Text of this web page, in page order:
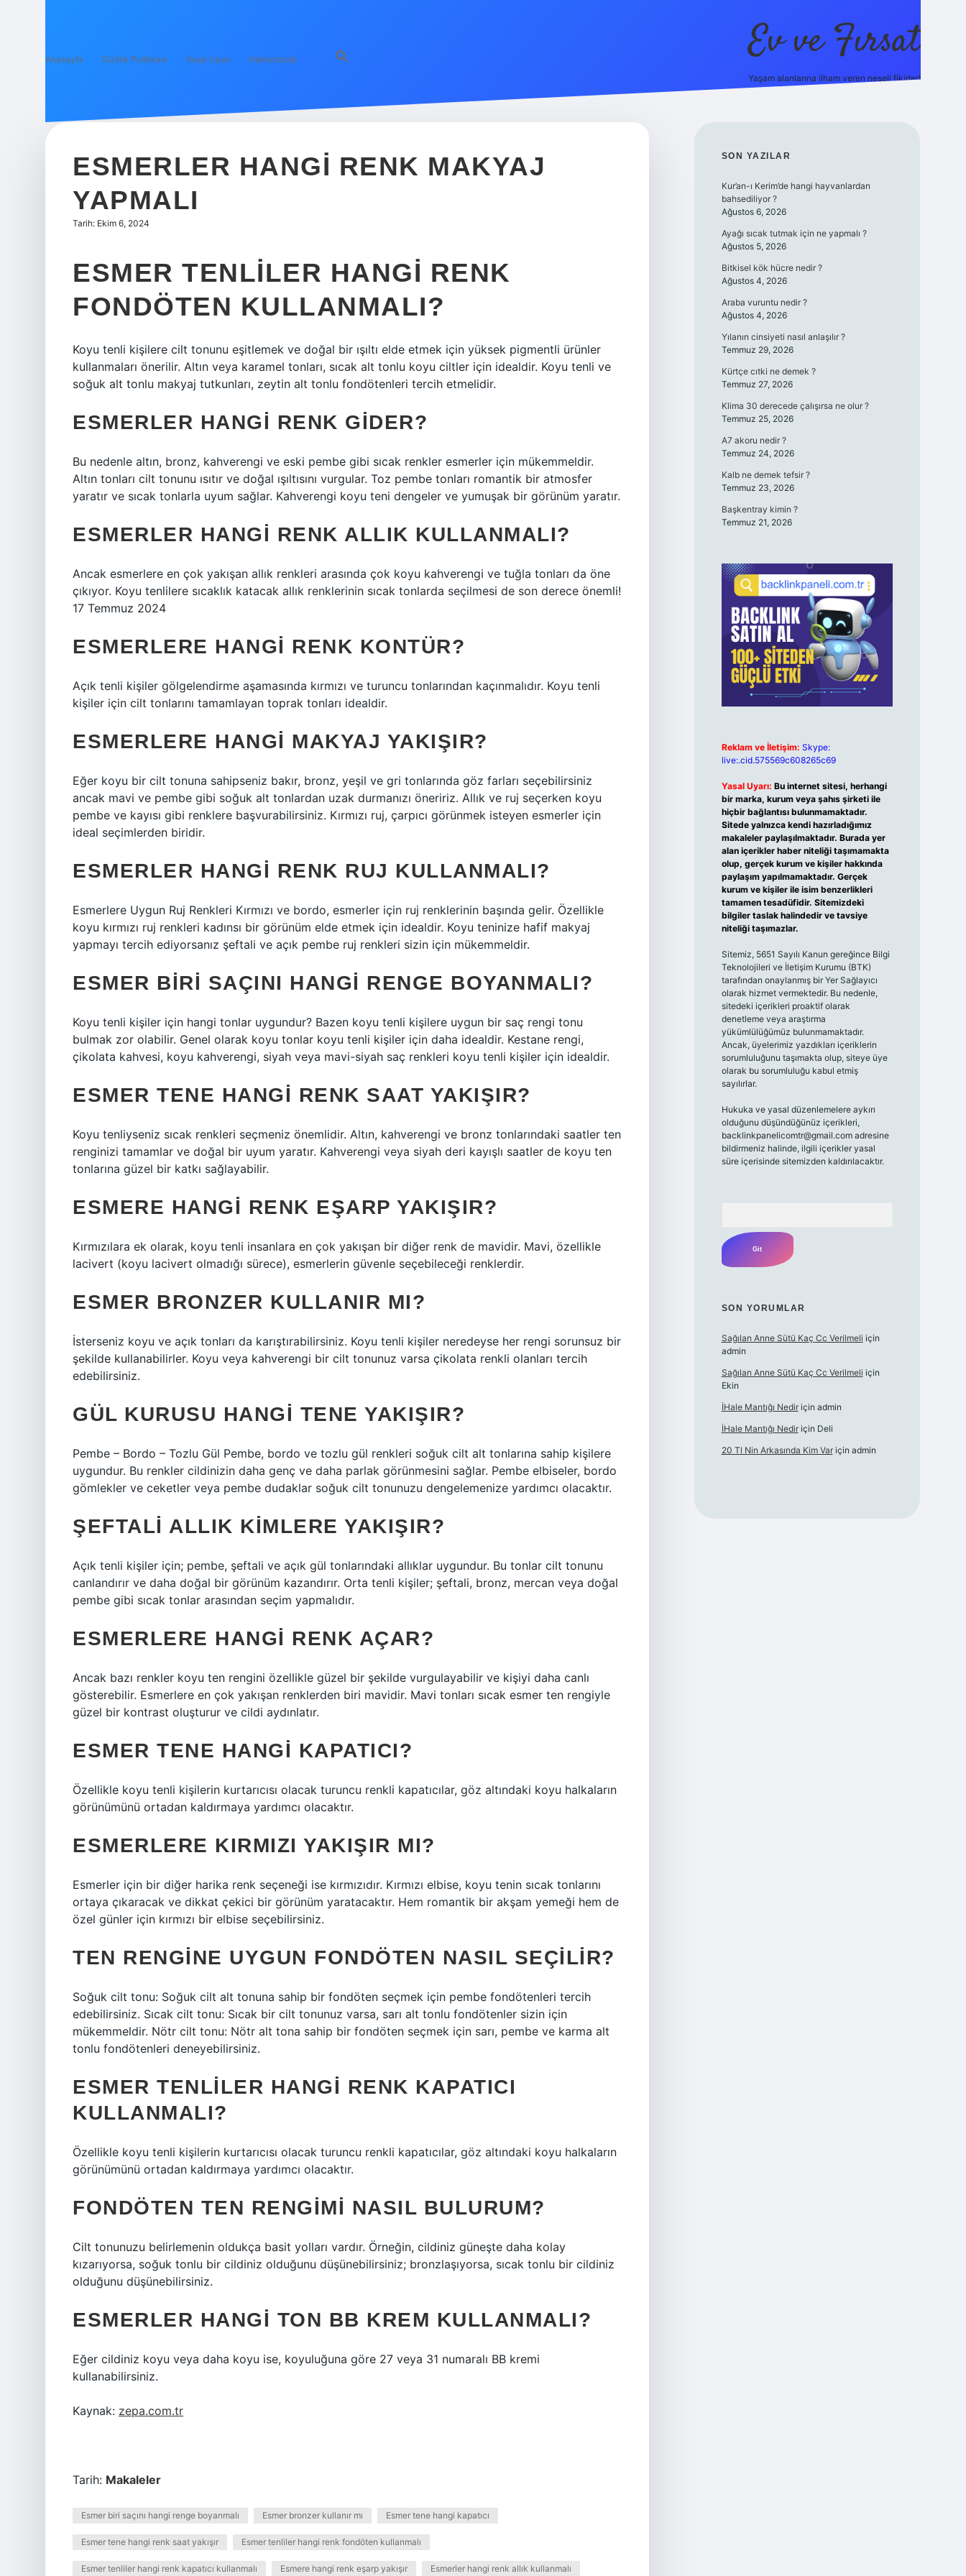
Anasayfa Gizlilik Politikası Yasal Uyarı Hakkımızda Ev ve Fırsat
Yaşam alanlarına ilham veren neşeli fikirler!
ESMERLER HANGI RENK MAKYAJ
YAPMALI
Tarih: Ekim 6, 2024
ESMER TENLILER HANGI RENK
FONDÖTEN KULLANMALI?
Koyu tenli kişilere cilt tonunu eşitlemek ve doğal bir ışıltı elde etmek için yüksek pigmentli ürünler
kullanmaları önerilir. Altın veya karamel tonları, sıcak alt tonlu koyu ciltler için idealdir. Koyu tenli ve
soğuk alt tonlu makyaj tutkunları, zeytin alt tonlu fondötenleri tercih etmelidir.
ESMERLER HANGI RENK GIDER?
Bu nedenle altın, bronz, kahverengi ve eski pembe gibi sıcak renkler esmerler için mükemmeldir.
Altın tonları cilt tonunu ısıtır ve doğal ışıltısını vurgular. Toz pembe tonları romantik bir atmosfer
yaratır ve sıcak tonlarla uyum sağlar. Kahverengi koyu teni dengeler ve yumuşak bir görünüm yaratır.
ESMERLER HANGI RENK ALLIK KULLANMALI?
Ancak esmerlere en çok yakışan allık renkleri arasında çok koyu kahverengi ve tuğla tonları da öne
çıkıyor. Koyu tenlilere sıcaklık katacak allık renklerinin sıcak tonlarda seçilmesi de son derece önemli!
17 Temmuz 2024
ESMERLERE HANGI RENK KONTÜR?
Açık tenli kişiler gölgelendirme aşamasında kırmızı ve turuncu tonlarından kaçınmalıdır. Koyu tenli
kişiler için cilt tonlarını tamamlayan toprak tonları idealdir.
ESMERLERE HANGI MAKYAJ YAKIŞIR?
Eğer koyu bir cilt tonuna sahipseniz bakır, bronz, yeşil ve gri tonlarında göz farları seçebilirsiniz
ancak mavi ve pembe gibi soğuk alt tonlardan uzak durmanızı öneririz. Allık ve ruj seçerken koyu
pembe ve kayısı gibi renklere başvurabilirsiniz. Kırmızı ruj, çarpıcı görünmek isteyen esmerler için
ideal seçimlerden biridir.
ESMERLER HANGI RENK RUJ KULLANMALI?
Esmerlere Uygun Ruj Renkleri Kırmızı ve bordo, esmerler için ruj renklerinin başında gelir. Özellikle
koyu kırmızı ruj renkleri kadınsı bir görünüm elde etmek için idealdir. Koyu teninize hafif makyaj
yapmayı tercih ediyorsanız şeftali ve açık pembe ruj renkleri sizin için mükemmeldir.
ESMER BIRI SAÇINI HANGI RENGE BOYANMALI?
Koyu tenli kişiler için hangi tonlar uygundur? Bazen koyu tenli kişilere uygun bir saç rengi tonu
bulmak zor olabilir. Genel olarak koyu tonlar koyu tenli kişiler için daha idealdir. Kestane rengi,
çikolata kahvesi, koyu kahverengi, siyah veya mavi-siyah saç renkleri koyu tenli kişiler için idealdir.
ESMER TENE HANGI RENK SAAT YAKIŞIR?
Koyu tenliyseniz sıcak renkleri seçmeniz önemlidir. Altın, kahverengi ve bronz tonlarındaki saatler ten
renginizi tamamlar ve doğal bir uyum yaratır. Kahverengi veya siyah deri kayışlı saatler de koyu ten
tonlarına güzel bir katkı sağlayabilir.
ESMERE HANGI RENK EŞARP YAKIŞIR?
Kırmızılara ek olarak, koyu tenli insanlara en çok yakışan bir diğer renk de mavidir. Mavi, özellikle
lacivert (koyu lacivert olmadığı sürece), esmerlerin güvenle seçebileceği renklerdir.
ESMER BRONZER KULLANIR MI?
İsterseniz koyu ve açık tonları da karıştırabilirsiniz. Koyu tenli kişiler neredeyse her rengi sorunsuz bir
şekilde kullanabilirler. Koyu veya kahverengi bir cilt tonunuz varsa çikolata renkli olanları tercih
edebilirsiniz.
GÜL KURUSU HANGI TENE YAKIŞIR?
Pembe – Bordo – Tozlu Gül Pembe, bordo ve tozlu gül renkleri soğuk cilt alt tonlarına sahip kişilere
uygundur. Bu renkler cildinizin daha genç ve daha parlak görünmesini sağlar. Pembe elbiseler, bordo
gömlekler ve ceketler veya pembe dudaklar soğuk cilt tonunuzu dengelemenize yardımcı olacaktır.
ŞEFTALI ALLIK KIMLERE YAKIŞIR?
Açık tenli kişiler için; pembe, şeftali ve açık gül tonlarındaki allıklar uygundur. Bu tonlar cilt tonunu
canlandırır ve daha doğal bir görünüm kazandırır. Orta tenli kişiler; şeftali, bronz, mercan veya doğal
pembe gibi sıcak tonlar arasından seçim yapmalıdır.
ESMERLERE HANGI RENK AÇAR?
Ancak bazı renkler koyu ten rengini özellikle güzel bir şekilde vurgulayabilir ve kişiyi daha canlı
gösterebilir. Esmerlere en çok yakışan renklerden biri mavidir. Mavi tonları sıcak esmer ten rengiyle
güzel bir kontrast oluşturur ve cildi aydınlatır.
ESMER TENE HANGI KAPATICI?
Özellikle koyu tenli kişilerin kurtarıcısı olacak turuncu renkli kapatıcılar, göz altındaki koyu halkaların
görünümünü ortadan kaldırmaya yardımcı olacaktır.
ESMERLERE KIRMIZI YAKIŞIR MI?
Esmerler için bir diğer harika renk seçeneği ise kırmızıdır. Kırmızı elbise, koyu tenin sıcak tonlarını
ortaya çıkaracak ve dikkat çekici bir görünüm yaratacaktır. Hem romantik bir akşam yemeği hem de
özel günler için kırmızı bir elbise seçebilirsiniz.
TEN RENGINE UYGUN FONDÖTEN NASIL SEÇILIR?
Soğuk cilt tonu: Soğuk cilt alt tonuna sahip bir fondöten seçmek için pembe fondötenleri tercih
edebilirsiniz. Sıcak cilt tonu: Sıcak bir cilt tonunuz varsa, sarı alt tonlu fondötenler sizin için
mükemmeldir. Nötr cilt tonu: Nötr alt tona sahip bir fondöten seçmek için sarı, pembe ve karma alt
tonlu fondötenleri deneyebilirsiniz.
ESMER TENLILER HANGI RENK KAPATICI
KULLANMALI?
Özellikle koyu tenli kişilerin kurtarıcısı olacak turuncu renkli kapatıcılar, göz altındaki koyu halkaların
görünümünü ortadan kaldırmaya yardımcı olacaktır.
FONDÖTEN TEN RENGIMI NASIL BULURUM?
Cilt tonunuzu belirlemenin oldukça basit yolları vardır. Örneğin, cildiniz güneşte daha kolay
kızarıyorsa, soğuk tonlu bir cildiniz olduğunu düşünebilirsiniz; bronzlaşıyorsa, sıcak tonlu bir cildiniz
olduğunu düşünebilirsiniz.
ESMERLER HANGI TON BB KREM KULLANMALI?
Eğer cildiniz koyu veya daha koyu ise, koyuluğuna göre 27 veya 31 numaralı BB kremi
kullanabilirsiniz.
Kaynak: zepa.com.tr
Tarih: Makaleler
Esmer biri saçını hangi renge boyanmalı Esmer bronzer kullanır mı Esmer tene hangi kapatıcı
Esmer tene hangi renk saat yakışır Esmer tenliler hangi renk fondöten kullanmalı
Esmer tenliler hangi renk kapatıcı kullanmalı Esmere hangi renk eşarp yakışır Esmerler hangi renk allık kullanmalı
SIDEBAR
SON YAZILAR
Kur’an-ı Kerim’de hangi hayvanlardan
bahsediliyor ?
Ağustos 6, 2026
Ayağı sıcak tutmak için ne yapmalı ?
Ağustos 5, 2026
Bitkisel kök hücre nedir ?
Ağustos 4, 2026
Araba vuruntu nedir ?
Ağustos 4, 2026
Yılanın cinsiyeti nasıl anlaşılır ?
Temmuz 29, 2026
Kürtçe cıtki ne demek ?
Temmuz 27, 2026
Klima 30 derecede çalışırsa ne olur ?
Temmuz 25, 2026
A7 akoru nedir ?
Temmuz 24, 2026
Kalb ne demek tefsir ?
Temmuz 23, 2026
Başkentray kimin ?
Temmuz 21, 2026
Reklam ve İletişim: Skype:
live:.cid.575569c608265c69
Yasal Uyarı: Bu internet sitesi, herhangi
bir marka, kurum veya şahıs şirketi ile
hiçbir bağlantısı bulunmamaktadır.
Sitede yalnızca kendi hazırladığımız
makaleler paylaşılmaktadır. Burada yer
alan içerikler haber niteliği taşımamakta
olup, gerçek kurum ve kişiler hakkında
paylaşım yapılmamaktadır. Gerçek
kurum ve kişiler ile isim benzerlikleri
tamamen tesadüfidir. Sitemizdeki
bilgiler taslak halindedir ve tavsiye
niteliği taşımazlar.
Sitemiz, 5651 Sayılı Kanun gereğince Bilgi
Teknolojileri ve İletişim Kurumu (BTK)
tarafından onaylanmış bir Yer Sağlayıcı
olarak hizmet vermektedir. Bu nedenle,
sitedeki içerikleri proaktif olarak
denetleme veya araştırma
yükümlülüğümüz bulunmamaktadır.
Ancak, üyelerimiz yazdıkları içeriklerin
sorumluluğunu taşımakta olup, siteye üye
olarak bu sorumluluğu kabul etmiş
sayılırlar.
Hukuka ve yasal düzenlemelere aykırı
olduğunu düşündüğünüz içerikleri,
backlinkpanelicomtr@gmail.comadresine
bildirmeniz halinde, ilgili içerikler yasal
süre içerisinde sitemizden kaldırılacaktır.
SON YORUMLAR
Sağılan Anne Sütü Kaç Cc Verilmeli için
admin
Sağılan Anne Sütü Kaç Cc Verilmeli için
Ekin
İHale Mantığı Nediriçin admin
İHale Mantığı Nediriçin Deli
20 Tl Nin Arkasında Kim Variçin admin